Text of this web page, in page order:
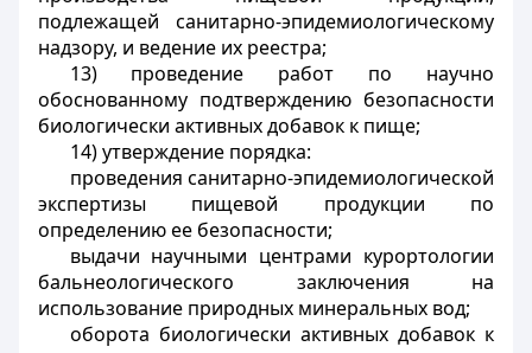
подлежащей санитарно-эпидемиологическому
надзору, и ведение их реестра;
13) проведение работ по научно
обоснованному подтверждению безопасности
биологически активных добавок к пище;
14) утверждение порядка:
проведения санитарно-эпидемиологической
экспертизы пищевой продукции по
определению ее безопасности;
выдачи научными центрами курортологии
бальнеологического заключения на
использование природных минеральных вод;
оборота биологически активных добавок к